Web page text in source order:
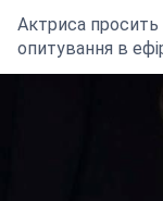
Актриса просить
опитування в